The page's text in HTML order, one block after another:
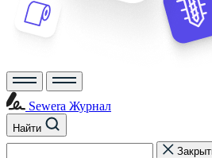
Sewera Журнал
Найти